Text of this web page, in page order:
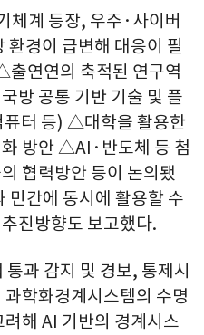
체계 등장, 우주·사이버
환경이 급변해 대응이 필
연연의 축적된 연구역
방 공통 기반 기술 및 플
퓨터 등) △대학을 활용한
방안 △AI·반도체 등 첨
협력방안 등이 논의됐
민간에 동시에 활용할 수
진방향도 보고했다.
과 감지 및 경보, 통제시
학화경계시스템의 수명
해 AI 기반의 경계시스